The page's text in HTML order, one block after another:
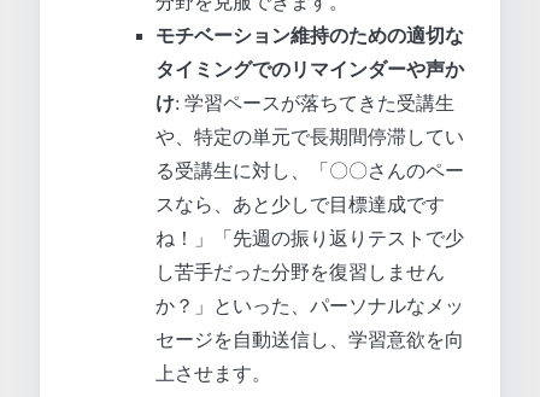
モチベーション維持のための適切な
タイミングでのリマインダーや声か
け: 学習ペースが落ちてきた受講生
や、特定の単元で長期間停滞してい
る受講生に対し、「〇〇さんのペー
スなら、あと少しで目標達成です
ね！」「先週の振り返りテストで少
し苦手だった分野を復習しません
か？」といった、パーソナルなメッ
セージを自動送信し、学習意欲を向
上させます。